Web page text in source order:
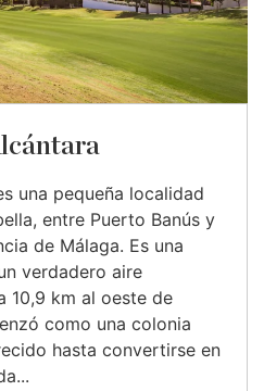
una pequeña localidad
entre Puerto Banús y
de Málaga. Es una
verdadero aire
10,9 km al oeste de
como una colonia
hasta convertirse en